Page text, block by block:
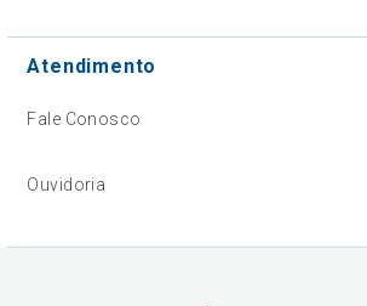
Atendimento
Fale Conosco
Ouvidoria